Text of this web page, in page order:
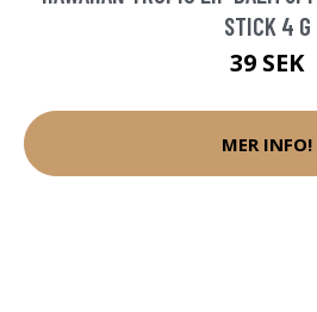
STICK 4 G
39 SEK
MER INFO!